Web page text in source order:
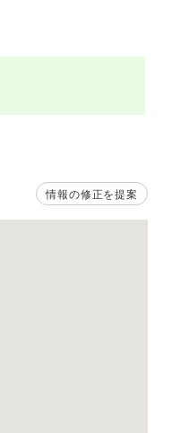
情報の修正を提案